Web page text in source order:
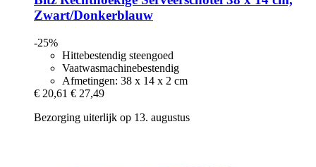
Zwart/Donkerblauw
-25%
Hittebestendig steengoed
Vaatwasmachinebestendig
Afmetingen: 38 x 14 x 2 cm
€ 20,61 € 27,49
Bezorging uiterlijk op 13. augustus